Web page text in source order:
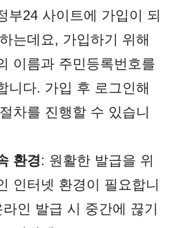
부24 사이트에 가입이 되
는데요, 가입하기 위해
이름과 주민등록번호를
니다. 가입 후 로그인해
차를 진행할 수 있습니
환경: 원활한 발급을 위
인터넷 환경이 필요합니
인 발급 시 중간에 끊기